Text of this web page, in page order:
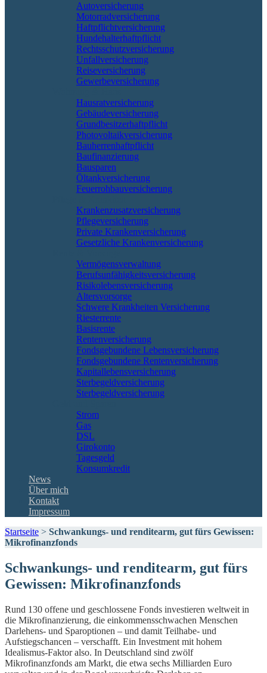
Autoversicherung
Motorradversicherung
Haftpflichtversicherung
Hundehalterhaftpflicht
Rechtsschutzversicherung
Unfallversicherung
Reiseversicherung
Gewerbeversicherung
Hausratversicherung
Gebäudeversicherung
Grundbesitzerhaftpflicht
Photovoltaikversicherung
Bauherrenhaftpflicht
Baufinanzierung
Bausparen
Öltankversicherung
Feuerrohbauversicherung
Krankenzusatzversicherung
Pflegeversicherung
Private Krankenversicherung
Gesetzliche Krankenversicherung
Vermögensverwaltung
Berufs­unfähigkeitsversicherung
Risikolebensversicherung
Altersvorsorge
Schwere Krankheiten Versicherung
Riesterrente
Basisrente
Rentenversicherung
Fondsgebundene Lebensversicherung
Fondsgebundene Rentenversicherung
Kapitallebensversicherung
Sterbegeldversicherung
Sterbegeldversicherung
Strom
Gas
DSL
Girokonto
Tagesgeld
Konsumkredit
News
Über mich
Kontakt
Impressum
Startseite > Schwankungs- und renditearm, gut fürs Gewissen:
Mikrofinanzfonds
Schwankungs- und renditearm, gut fürs
Gewissen: Mikrofinanzfonds
Rund 130 offene und geschlossene Fonds investieren weltweit in
die Mikrofinanzierung, die einkommensschwachen Menschen
Darlehens- und Sparoptionen – und damit Teilhabe- und
Aufstiegschancen – verschafft. Ein Investment mit hohem
Idealismus-Faktor also. In Deutschland sind zwölf
Mikrofinanzfonds am Markt, die etwa sechs Milliarden Euro